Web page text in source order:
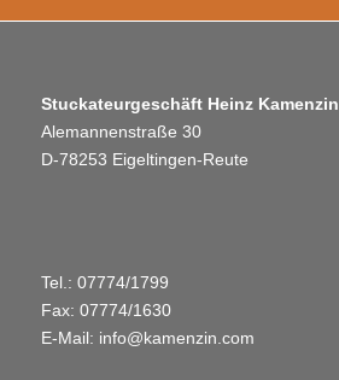
Stuckateurgeschäft Heinz Kamenzin
Alemannenstraße 30
D-78253 Eigeltingen-Reute
Tel.: 07774/1799
Fax: 07774/1630
E-Mail: info@kamenzin.com